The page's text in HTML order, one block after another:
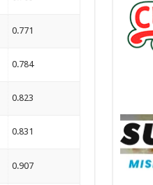
0.771
0.784
0.823
0.831
0.907